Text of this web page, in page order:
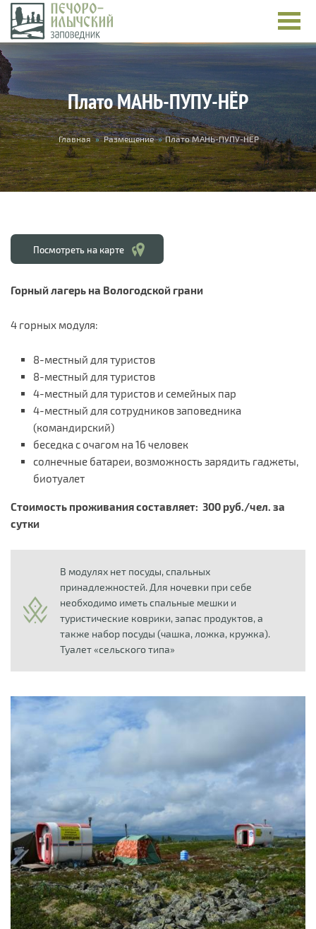
Перейти к основному содержанию
Плато МАНЬ-ПУПУ-НЁР
Вы здесь
Главная » Размещение » Плато МАНЬ-ПУПУ-НЁР
Посмотреть на карте
Горный лагерь на Вологодской грани
4 горных модуля:
8-местный для туристов
8-местный для туристов
4-местный для туристов и семейных пар
4-местный для сотрудников заповедника
(командирский)
беседка с очагом на 16 человек
солнечные батареи, возможность зарядить гаджеты,
биотуалет
Стоимость проживания составляет: 300 руб./чел. за
сутки
В модулях нет посуды, спальных
принадлежностей. Для ночевки при себе
необходимо иметь спальные мешки и
туристические коврики, запас продуктов, а
также набор посуды (чашка, ложка, кружка).
Туалет «сельского типа»